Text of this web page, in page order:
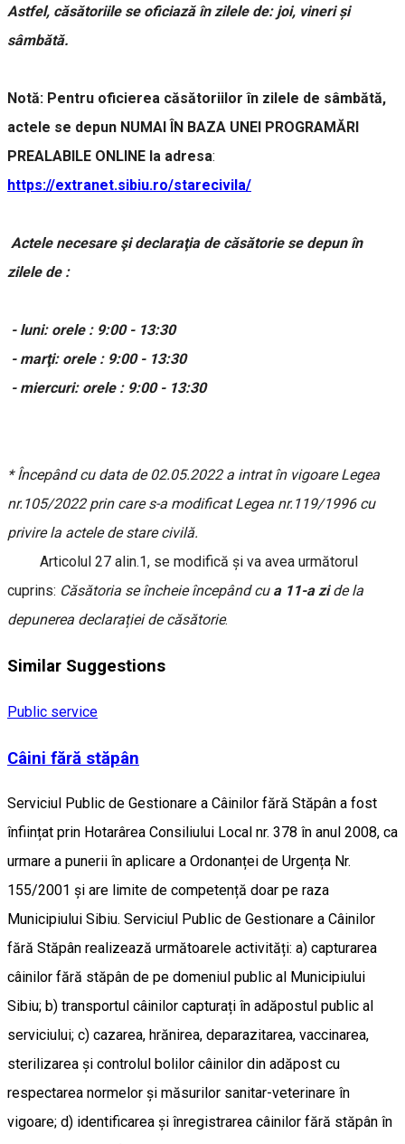
Astfel, căsătoriile se oficiază în zilele de: joi, vineri și
sâmbătă.
Notă: Pentru oficierea căsătoriilor în zilele de sâmbătă,
actele se depun NUMAI ÎN BAZA UNEI PROGRAMĂRI
PREALABILE ONLINE la adresa:
https://extranet.sibiu.ro/starecivila/
Actele necesare şi declaraţia de căsătorie se depun în
zilele de :
- luni: orele : 9:00 - 13:30
- marţi: orele : 9:00 - 13:30
- miercuri: orele : 9:00 - 13:30
* Începând cu data de 02.05.2022 a intrat în vigoare Legea
nr.105/2022 prin care s-a modificat Legea nr.119/1996 cu
privire la actele de stare civilă.
Articolul 27 alin.1, se modifică și va avea următorul
cuprins: Căsătoria se încheie începând cu a 11-a zide la
depunerea declarației de căsătorie.
Similar Suggestions
Public service
Câini fără stăpân
Serviciul Public de Gestionare a Câinilor fără Stăpân a fost
înființat prin Hotarârea Consiliului Local nr. 378 în anul 2008, ca
urmare a punerii în aplicare a Ordonanței de Urgența Nr.
155/2001 și are limite de competență doar pe raza
Municipiului Sibiu. Serviciul Public de Gestionare a Câinilor
fără Stăpân realizează următoarele activități: a) capturarea
câinilor fără stăpân de pe domeniul public al Municipiului
Sibiu; b) transportul câinilor capturați în adăpostul public al
serviciului; c) cazarea, hrănirea, deparazitarea, vaccinarea,
sterilizarea și controlul bolilor câinilor din adăpost cu
respectarea normelor și măsurilor sanitar-veterinare în
vigoare; d) identificarea și înregistrarea câinilor fără stăpân în